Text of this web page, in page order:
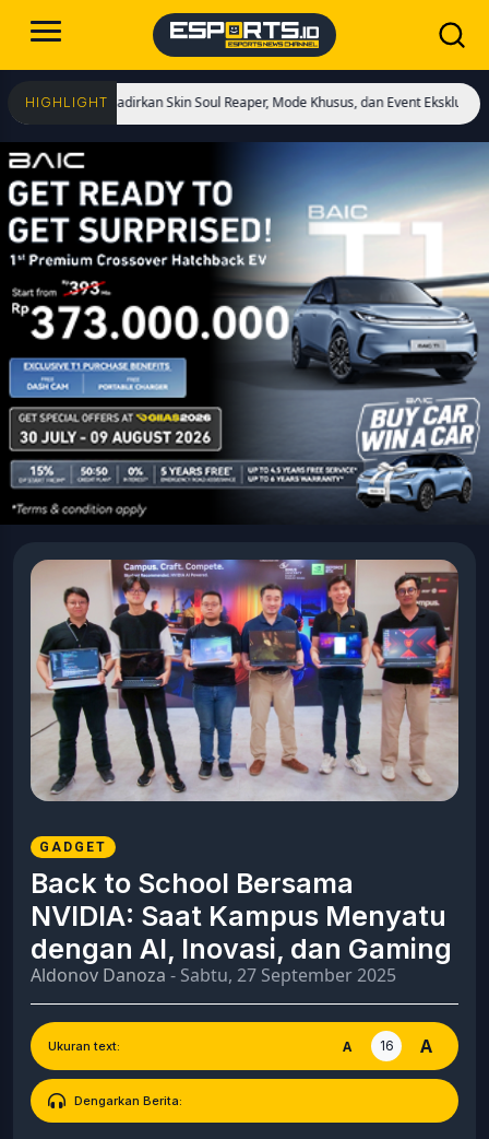
HIGHLIGHT
Hadirkan Skin Soul Reaper, Mode Khusus, dan Event Eksklusif! Cristiano
GADGET
Back to School Bersama
NVIDIA: Saat Kampus Menyatu
dengan AI, Inovasi, dan Gaming
Aldonov Danoza - Sabtu, 27 September 2025
Ukuran text: A 16 A
Dengarkan Berita: